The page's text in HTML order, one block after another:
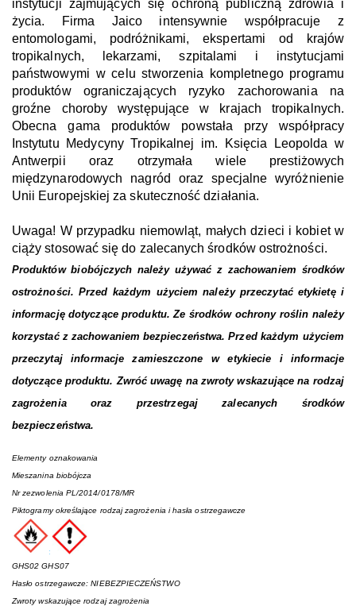
instytucji zajmujących się ochroną publiczną zdrowia i
życia. Firma Jaico intensywnie współpracuje z
entomologami, podróżnikami, ekspertami od krajów
tropikalnych, lekarzami, szpitalami i instytucjami
państwowymi w celu stworzenia kompletnego programu
produktów ograniczających ryzyko zachorowania na
groźne choroby występujące w krajach tropikalnych.
Obecna gama produktów powstała przy współpracy
Instytutu Medycyny Tropikalnej im. Księcia Leopolda w
Antwerpii oraz otrzymała wiele prestiżowych
międzynarodowych nagród oraz specjalne wyróżnienie
Unii Europejskiej za skuteczność działania.
Uwaga! W przypadku niemowląt, małych dzieci i kobiet w
ciąży stosować się do zalecanych środków ostrożności.
Produktów biobójczych należy używać z zachowaniem środków
ostrożności. Przed każdym użyciem należy przeczytać etykietę i
informację dotyczące produktu. Ze środków ochrony roślin należy
korzystać z zachowaniem bezpieczeństwa. Przed każdym użyciem
przeczytaj informacje zamieszczone w etykiecie i informacje
dotyczące produktu. Zwróć uwagę na zwroty wskazujące na rodzaj
zagrożenia oraz przestrzegaj zalecanych środków
bezpieczeństwa.
Elementy oznakowania
Mieszanina biobójcza
Nr zezwolenia PL/2014/0178/MR
Piktogramy określające rodzaj zagrożenia i hasła ostrzegawcze
GHS02 GHS07
Hasło ostrzegawcze: NIEBEZPIECZEŃSTWO
Zwroty wskazujące rodzaj zagrożenia